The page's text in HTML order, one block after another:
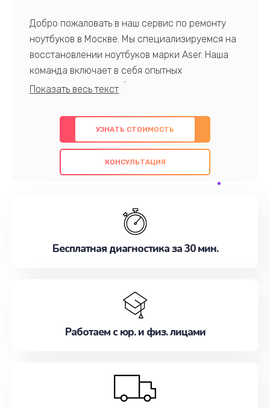
Добро пожаловать в наш сервис по ремонту
ноутбуков в Москве. Мы специализируемся на
восстановлении ноутбуков марки Aser. Наша
команда включает в себя опытных
профессионалов с обширными знаниями и
предлагаем быстрый и качественный ремонт с
использованием оригинальных компонентов, а
также гарантируем качество всех
проведенных работ. Наша цель - предоставить
наилучшим образом. Не медлите записаться на
УЗНАТЬ СТОИМОСТЬ
КОНСУЛЬТАЦИЯ
Бесплатная диагностика за 30 мин.
Работаем с юр. и физ. лицами